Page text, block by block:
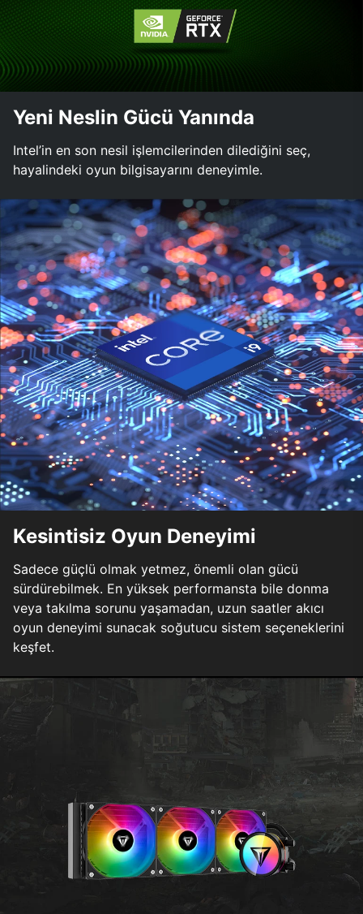
Yeni Neslin Gücü Yanında
Intel’in en son nesil işlemcilerinden dilediğini seç,
hayalindeki oyun bilgisayarını deneyimle.
Kesintisiz Oyun Deneyimi
Sadece güçlü olmak yetmez, önemli olan gücü
sürdürebilmek. En yüksek performansta bile donma
veya takılma sorunu yaşamadan, uzun saatler akıcı
oyun deneyimi sunacak soğutucu sistem seçeneklerini
keşfet.